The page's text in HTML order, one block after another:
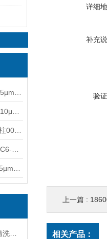
详细
补充
验
上一篇 :
相关产品：